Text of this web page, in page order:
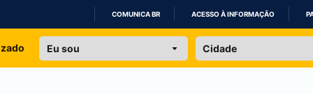
IR
COMUNICA BR ACESSO À INFORMAÇÃO